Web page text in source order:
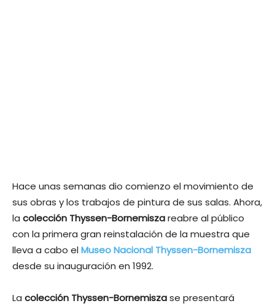
Hace unas semanas dio comienzo el movimiento de
sus obras y los trabajos de pintura de sus salas. Ahora,
la colección Thyssen-Bornemiszareabre al público
con la primera gran reinstalación de la muestra que
lleva a cabo elMuseo Nacional Thyssen-Bornemisza
desde su inauguración en 1992.
La colección Thyssen-Bornemiszase presentará